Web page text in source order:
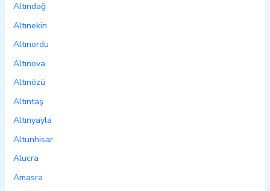
Altındağ
Altınekin
Altınordu
Altınova
Altınözü
Altıntaş
Altınyayla
Altunhisar
Alucra
Amasra